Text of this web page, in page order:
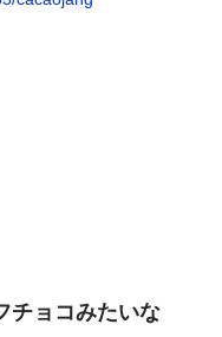
チョコみたいな